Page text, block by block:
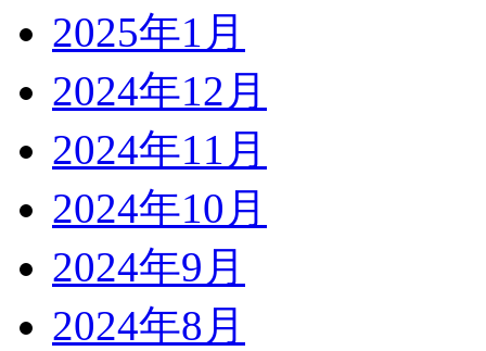
2025年1月
2024年12月
2024年11月
2024年10月
2024年9月
2024年8月